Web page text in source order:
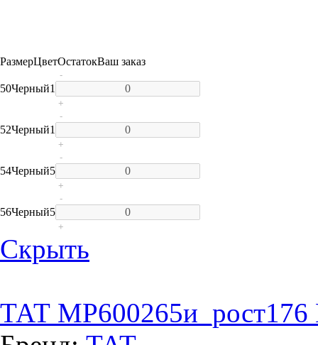
РазмерЦветОстатокВаш заказ
50Черный1
-
+
52Черный1
-
+
54Черный5
-
+
56Черный5
-
+
Скрыть
ТАТ